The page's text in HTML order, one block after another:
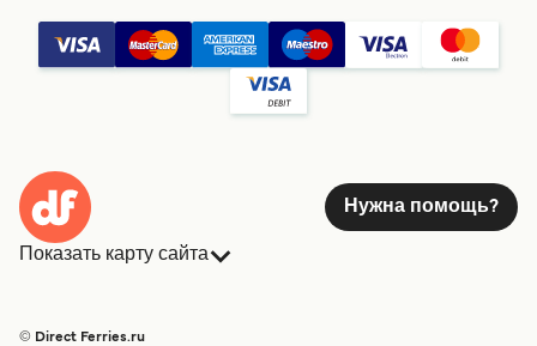
Нужна помощь?
Показать карту сайта
Страны
© Direct Ferries.ru